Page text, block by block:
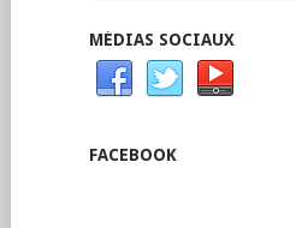
MÉDIAS SOCIAUX
FACEBOOK